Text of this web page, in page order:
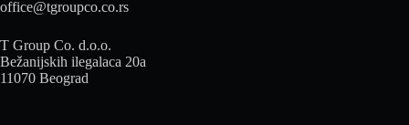
office@tgroupco.co.rs
T Group Co. d.o.o.
Bežanijskih ilegalaca 20a
11070 Beograd